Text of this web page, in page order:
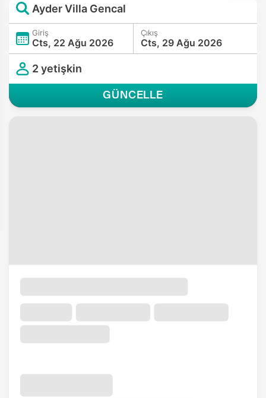
Ayder Villa Gencal
Giriş
Cts, 22 Ağu 2026
Çıkış
Cts, 29 Ağu 2026
2 yetişkin
GÜNCELLE